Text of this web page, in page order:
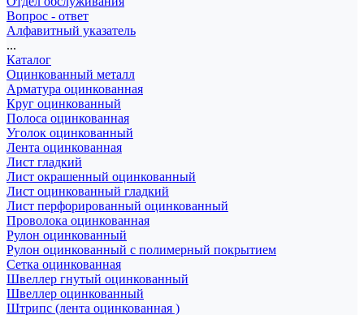
Вопрос - ответ
Алфавитный указатель
...
Каталог
Оцинкованный металл
Арматура оцинкованная
Круг оцинкованный
Полоса оцинкованная
Уголок оцинкованный
Лента оцинкованная
Лист гладкий
Лист окрашенный оцинкованный
Лист оцинкованный гладкий
Лист перфорированный оцинкованный
Проволока оцинкованная
Рулон оцинкованный
Рулон оцинкованный с полимерный покрытием
Сетка оцинкованная
Швеллер гнутый оцинкованный
Швеллер оцинкованный
Штрипс (лента оцинкованная )